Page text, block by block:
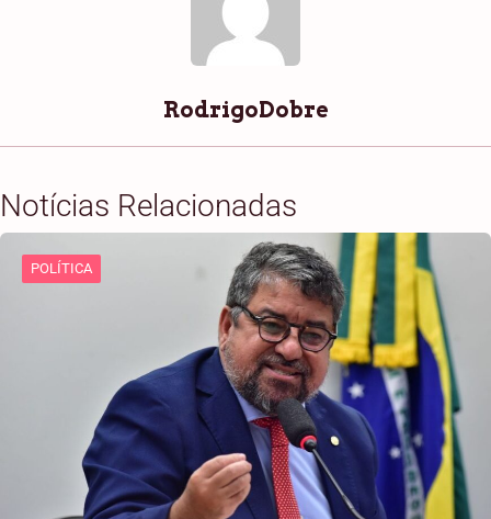
RodrigoDobre
Notícias Relacionadas
POLÍTICA